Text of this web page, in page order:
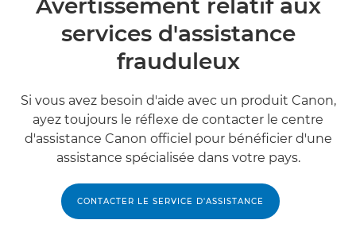
Avertissement relatif aux
services d'assistance
frauduleux
Si vous avez besoin d'aide avec un produit Canon,
ayez toujours le réflexe de contacter le centre
d'assistance Canon officiel pour bénéficier d'une
assistance spécialisée dans votre pays.
CONTACTER LE SERVICE D'ASSISTANCE